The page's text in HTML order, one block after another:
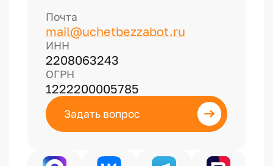
Почта
mail@uchetbezzabot.ru
ИНН
2208063243
ОГРН
1222200005785
Задать вопрос